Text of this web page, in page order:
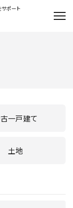
ポート
一戸建て
土地